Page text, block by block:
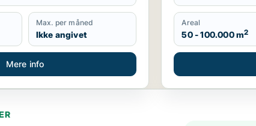
Max. per måned
Ikke angivet
Mere info
Areal
50 - 100.000 m2